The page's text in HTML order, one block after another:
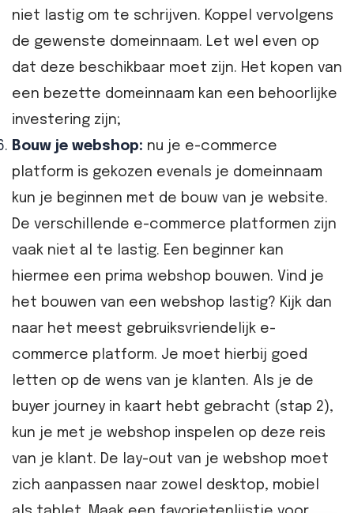
niet lastig om te schrijven. Koppel vervolgens
de gewenste domeinnaam. Let wel even op
dat deze beschikbaar moet zijn. Het kopen van
een bezette domeinnaam kan een behoorlijke
investering zijn;
Bouw je webshop: nu je e-commerce
platform is gekozen evenals je domeinnaam
kun je beginnen met de bouw van je website.
De verschillende e-commerce platformen zijn
vaak niet al te lastig. Een beginner kan
hiermee een prima webshop bouwen. Vind je
het bouwen van een webshop lastig? Kijk dan
naar het meest gebruiksvriendelijk e-
commerce platform. Je moet hierbij goed
letten op de wens van je klanten. Als je de
buyer journey in kaart hebt gebracht (stap 2),
kun je met je webshop inspelen op deze reis
van je klant. De lay-out van je webshop moet
zich aanpassen naar zowel desktop, mobiel